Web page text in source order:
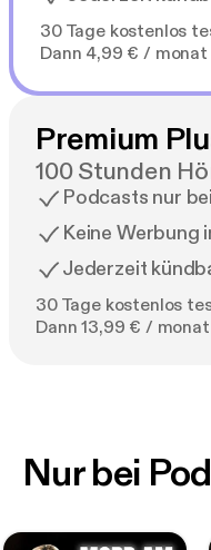
30 Tage kostenlos
Dann 4,99 € / monat
Premium
100 Stunden
Podcasts nur
Keine Werbung
Jederzeit
30 Tage kostenlos
Dann 13,99 € / monat
Nur bei